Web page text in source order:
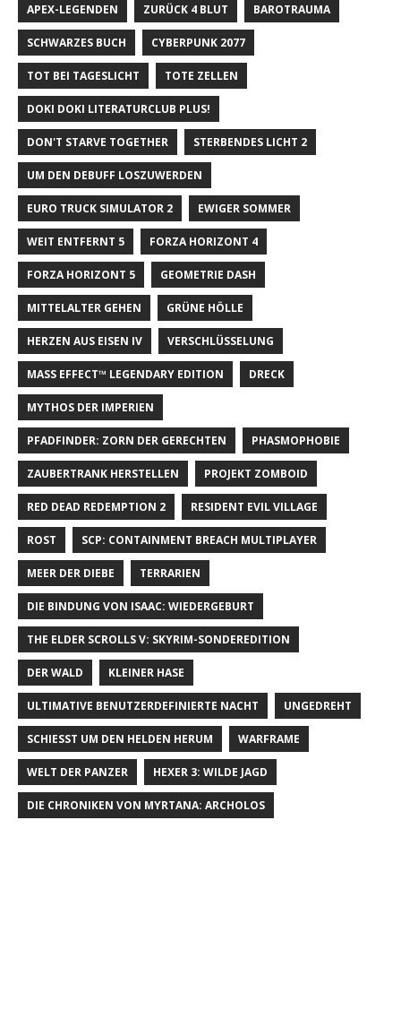
APEX-LEGENDEN ZURÜCK 4 BLUT BAROTRAUMA
SCHWARZES BUCH CYBERPUNK 2077
TOT BEI TAGESLICHT TOTE ZELLEN
DOKI DOKI LITERATURCLUB PLUS!
DON'T STARVE TOGETHER STERBENDES LICHT 2
UM DEN DEBUFF LOSZUWERDEN
EURO TRUCK SIMULATOR 2 EWIGER SOMMER
WEIT ENTFERNT 5 FORZA HORIZONT 4
FORZA HORIZONT 5 GEOMETRIE DASH
MITTELALTER GEHEN GRÜNE HÖLLE
HERZEN AUS EISEN IV VERSCHLÜSSELUNG
MASS EFFECT™ LEGENDARY EDITION DRECK
MYTHOS DER IMPERIEN
PFADFINDER: ZORN DER GERECHTEN PHASMOPHOBIE
ZAUBERTRANK HERSTELLEN PROJEKT ZOMBOID
RED DEAD REDEMPTION 2 RESIDENT EVIL VILLAGE
ROST SCP: CONTAINMENT BREACH MULTIPLAYER
MEER DER DIEBE TERRARIEN
DIE BINDUNG VON ISAAC: WIEDERGEBURT
THE ELDER SCROLLS V: SKYRIM-SONDEREDITION
DER WALD KLEINER HASE
ULTIMATIVE BENUTZERDEFINIERTE NACHT UNGEDREHT
SCHIESST UM DEN HELDEN HERUM WARFRAME
WELT DER PANZER HEXER 3: WILDE JAGD
DIE CHRONIKEN VON MYRTANA: ARCHOLOS